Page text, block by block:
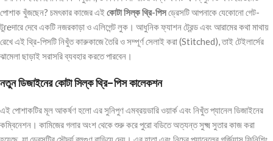
পোশাক খুঁজছেন? চমৎকার কাজের এইকোটা সিল্ক থ্রি-পিসড্রেসটি আপনাকে যেকোনো গেট-
টুгеদারে দেবে একটি নজরকাড়া ও এলিগেন্ট লুক। আধুনিক ফ্যাশন ট্রেন্ড এবং আরামের কথা মাথায়
রেখে এই থ্রি-পিসটি নিখুঁত কারুকাজে তৈরি ও সম্পূর্ণ সেলাই করা (Stitched), তাই টেইলার্সের
ঝামেলা ছাড়াই সরাসরি ব্যবহার করতে পারবেন।
নতুন ডিজাইনের কোটা সিল্ক থ্রি-পিস কালেকশন
এই পোশাকটির মূল আকর্ষণ হলো এর সুনিপুণ এমব্রয়ডারি ওয়ার্ক এবং নিখুঁত প্যানেল ডিজাইনের
কম্বিনেশন। কামিজের গলার অংশ থেকে শুরু করে পুরো বডিতে অত্যন্ত সুক্ষ্ম সুতার কাজ করা